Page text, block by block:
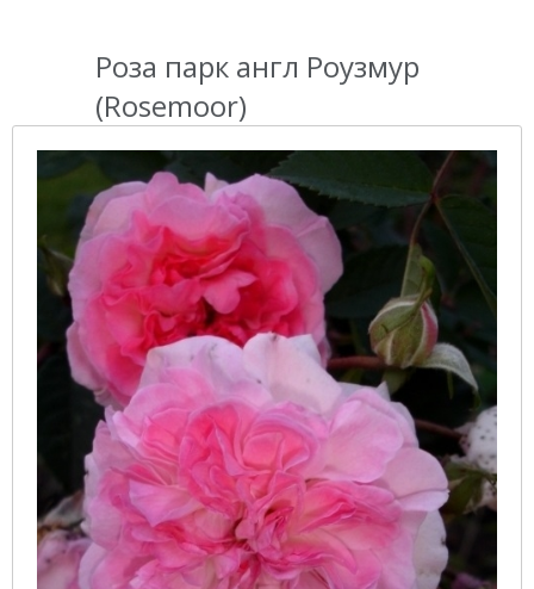
Роза парк англ Роузмур
(Rosemoor)